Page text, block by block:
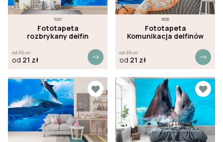
5297
Fototapeta
rozbrykany delfin
od35zł
od 21 zł
9936
Fototapeta
Komunikacja delfinów
od35zł
od 21 zł